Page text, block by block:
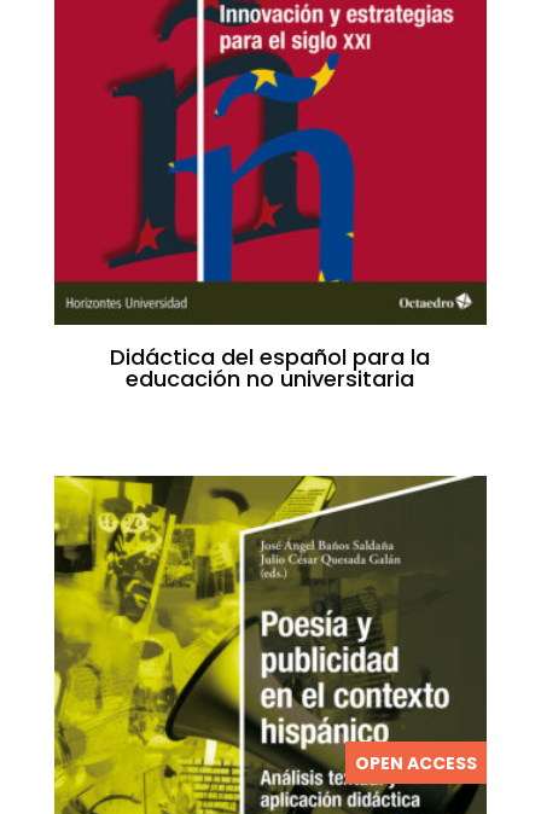
Didáctica del español para la
educación no universitaria
OPEN ACCESS